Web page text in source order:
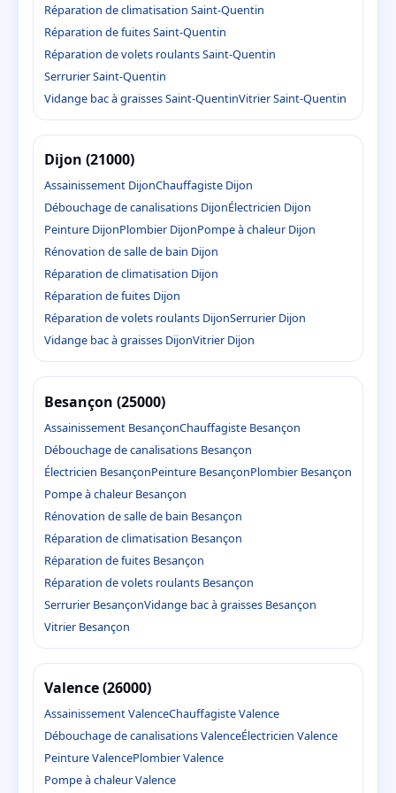
Réparation de climatisation Saint-Quentin
Réparation de fuites Saint-Quentin
Réparation de volets roulants Saint-Quentin
Serrurier Saint-Quentin
Vidange bac à graisses Saint-QuentinVitrier Saint-Quentin
Dijon (21000)
Assainissement DijonChauffagiste Dijon
Débouchage de canalisations DijonÉlectricien Dijon
Peinture DijonPlombier DijonPompe à chaleur Dijon
Rénovation de salle de bain Dijon
Réparation de climatisation Dijon
Réparation de fuites Dijon
Réparation de volets roulants DijonSerrurier Dijon
Vidange bac à graisses DijonVitrier Dijon
Besançon (25000)
Assainissement BesançonChauffagiste Besançon
Débouchage de canalisations Besançon
Électricien BesançonPeinture BesançonPlombier Besançon
Pompe à chaleur Besançon
Rénovation de salle de bain Besançon
Réparation de climatisation Besançon
Réparation de fuites Besançon
Réparation de volets roulants Besançon
Serrurier BesançonVidange bac à graisses Besançon
Vitrier Besançon
Valence (26000)
Assainissement ValenceChauffagiste Valence
Débouchage de canalisations ValenceÉlectricien Valence
Peinture ValencePlombier Valence
Pompe à chaleur Valence